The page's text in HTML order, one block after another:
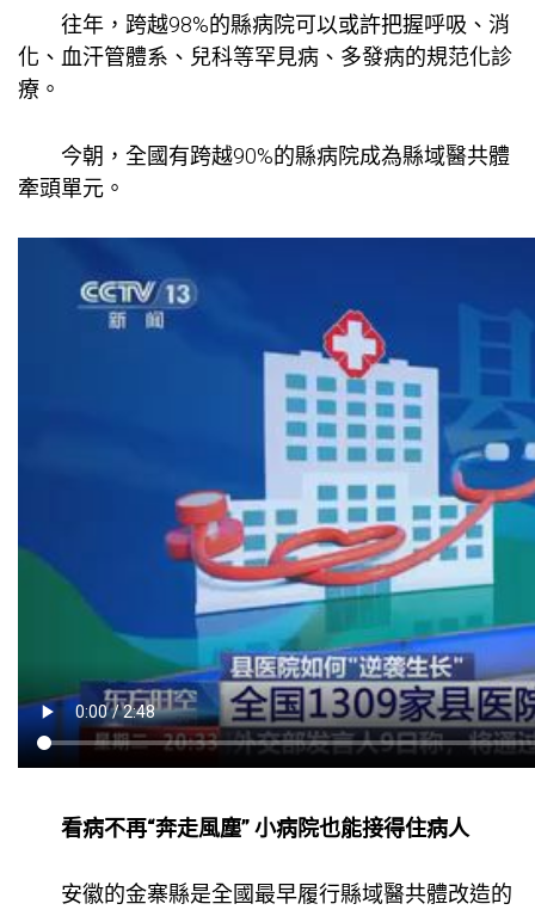
往年，跨越98%的縣病院可以或許把握呼吸、消
化、血汗管體系、兒科等罕見病、多發病的規范化診
療。
今朝，全國有跨越90%的縣病院成為縣域醫共體
牽頭單元。
看病不再“奔走風塵” 小病院也能接得住病人
安徽的金寨縣是全國最早履行縣域醫共體改造的